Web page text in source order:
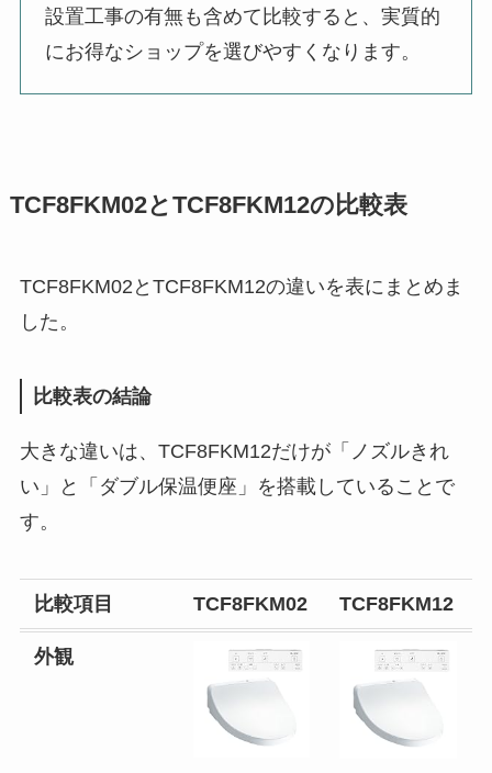
設置工事の有無も含めて比較すると、実質的
にお得なショップを選びやすくなります。
TCF8FKM02とTCF8FKM12の比較表
TCF8FKM02とTCF8FKM12の違いを表にまとめま
した。
比較表の結論
大きな違いは、TCF8FKM12だけが「ノズルきれ
い」と「ダブル保温便座」を搭載していることで
す。
比較項目 TCF8FKM02 TCF8FKM12
外観